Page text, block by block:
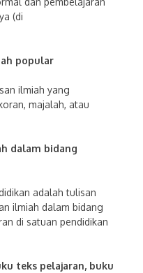
(di
popular
ilmiah yang
majalah, atau
dalam bidang
adalah tulisan
ilmiah dalam bidang
di satuan pendidikan
teks pelajaran, buku